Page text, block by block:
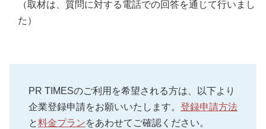
（取材は、質問に対する電話での回答を通じて行いまし
た）
PR TIMESのご利用を希望される方は、以下より
企業登録申請をお願いいたします。 登録申請方法
と料金プランをあわせてご確認ください。